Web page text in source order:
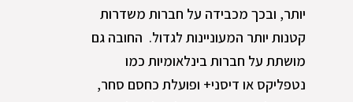
יותר, ובכך מכבידה על חברות משדרות
קטנות יותר המעוניינות לגדול. החובה גם
מושתת על חברות בינלאומיות כמו
נטפליקס או דיסני+ ופועלת כחסם סחר,